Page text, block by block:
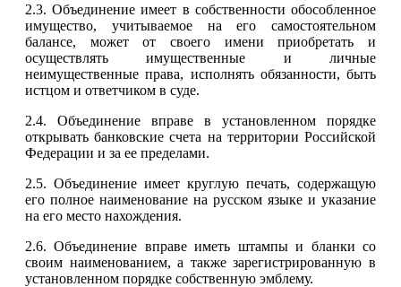
2.3. Объединение имеет в собственности обособленное
имущество, учитываемое на его самостоятельном
балансе, может от своего имени приобретать и
осуществлять имущественные и личные
неимущественные права, исполнять обязанности, быть
истцом и ответчиком в суде.
2.4. Объединение вправе в установленном порядке
открывать банковские счета на территории Российской
Федерации и за ее пределами.
2.5. Объединение имеет круглую печать, содержащую
его полное наименование на русском языке и указание
на его место нахождения.
2.6. Объединение вправе иметь штампы и бланки со
своим наименованием, а также зарегистрированную в
установленном порядке собственную эмблему.